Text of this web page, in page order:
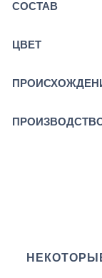
СОСТАВ
ЦВЕТ